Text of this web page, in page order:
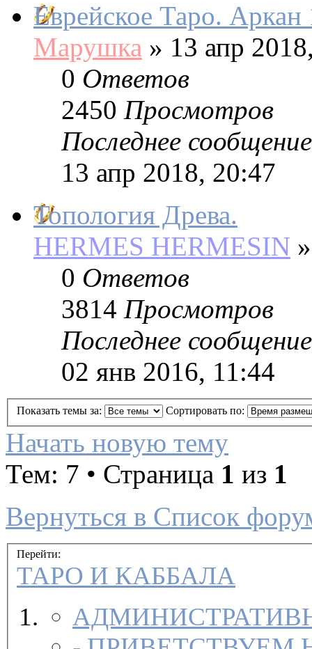
Еврейское Таро. Аркан
Марушка » 13 апр
0 Ответов
2450 Просмотров
Последнее сообщение
13 апр 2018, 20:47
Топология Древа.
HERMES HERMESIN »
0 Ответов
3814 Просмотров
Последнее сообщение
02 янв 2016, 11:44
Показать темы за: Сортировать по:
Начать новую тему
Тем: 7 • Страница 1 из 1
Вернуться в Список
Перейти:
ТАРО И КАББАЛА